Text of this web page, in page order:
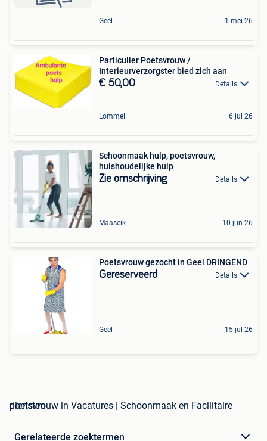
Geel 1 mei 26
Particulier Poetsvrouw /
Interieurverzorgster bied zich aan
€ 50,00 Details
Lommel 6 jul 26
Schoonmaak hulp, poetsvrouw,
huishoudelijke hulp
Zie omschrijving Details
Maaseik 10 jun 26
Poetsvrouw gezocht in Geel DRINGEND
Gereserveerd Details
Geel 15 jul 26
poetsvrouw in Vacatures | Schoonmaak en Facilitaire diensten
Gerelateerde zoektermen